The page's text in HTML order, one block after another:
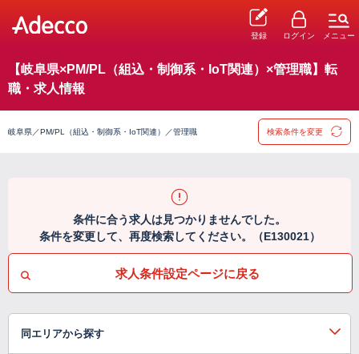
登録 ログイン メニュー
【岐阜県×PM/PL（組込・制御系・IoT関連）×管理職】転
職・求人情報
岐阜県／PM/PL（組込・制御系・IoT関連）／管理職 検索条件を変更
条件に合う求人は見つかりませんでした。
条件を変更して、再度検索してください。（E130021）
求人条件設定ページに戻る
同エリアから探す